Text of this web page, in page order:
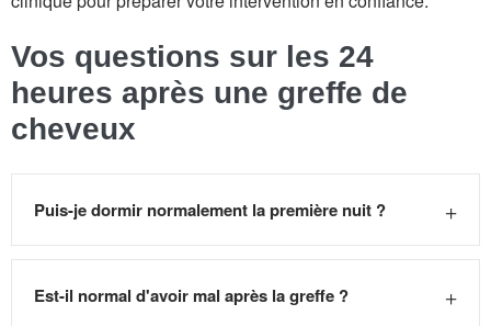
Vos questions sur les 24
heures après une greffe de
cheveux
Puis-je dormir normalement la première nuit ? +
Est-il normal d'avoir mal après la greffe ? +